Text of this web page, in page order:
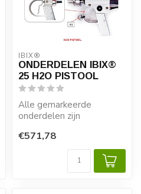
IBIX®
ONDERDELEN IBIX®
25 H2O PISTOOL
Alle gemarkeerde
onderdelen zijn
€571,78